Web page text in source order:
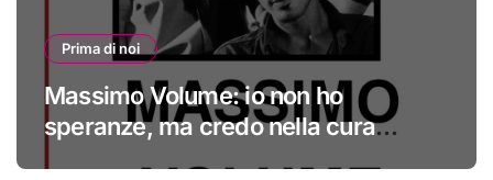
Prima di noi
Massimo Volume: io non ho
speranze, ma credo nella cura